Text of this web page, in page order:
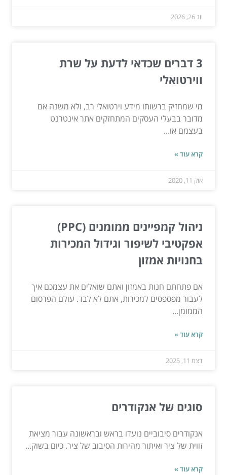
יונ 26, 2026
3 דברים שכדאי לדעת על שרת
ווירטואלי
מי שמחזיק ברשותו מידע וירטואלי רב, ולא משנה אם
מדובר בבעלי העסקים המתחזקים אתר אינטרנט
בעצמם או...
קרא עוד »
אוק 11, 2020
ניהול קמפיינים ממומנים (PPC)
אפקטיבי לשיפור וגידול המכירות
בחנויות אמזון
אם פתחתם חנות באמזון ואתם שואלים את עצמכם איך
לעבור מפספסים למכירות, אתם לא לבד. עולם הפרסום
הממומן...
קרא עוד »
דצמ 11, 2025
סוגים של אנקודרים
אנקודרים סיבוביים נועדו בראש ובראשונה עבור מציאת
זווית של ציר ואיתור מהירות הסיבוב של ציר. כיום בשוק...
קרא עוד »